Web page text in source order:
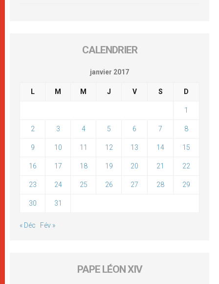
CALENDRIER
janvier 2017
L M M J V S D
1
2 3 4 5 6 7 8
9 10 11 12 13 14 15
16 17 18 19 20 21 22
23 24 25 26 27 28 29
30 31
« Déc Fév »
PAPE LÉON XIV